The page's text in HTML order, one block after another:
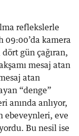
reflekslerle
09:00’da kamera
gün çağıran,
mesaj atan
atan
“denge”
anında anlıyor,
ebeveynleri, eve
Bu nesil ise